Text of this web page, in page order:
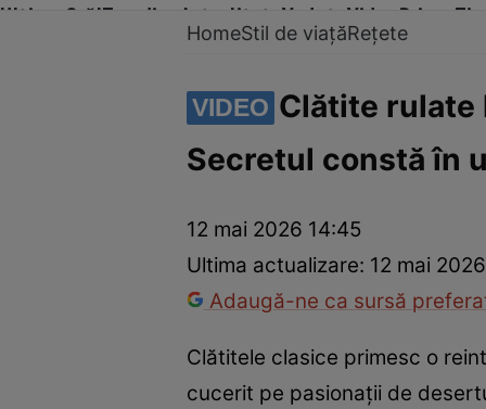
Ultima Oră!Trending Actualitate Vedete Video Prime
Dragoste și Sex Evenimente
HomeStil de viațăRețete
VIDEO Clătite rulate
Secretul constă în
12 mai 2026 14:45
Ultima actualizare: 12 mai
Adaugă-ne ca sursă
Clătitele clasice primesc o
cucerit pe pasionații de